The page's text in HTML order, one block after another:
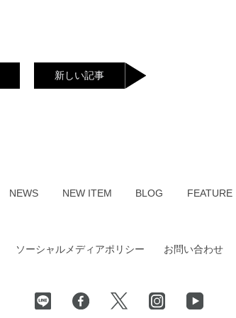
新しい記事
NEWS NEW ITEM BLOG FEATURE
ソーシャルメディアポリシー お問い合わせ